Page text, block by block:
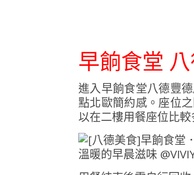
早餉食堂
進入早餉食堂八德豐
點北歐簡約感。座位
以在二樓用餐座位比